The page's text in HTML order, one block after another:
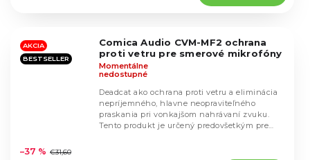
hviezdičiek.
AKCIA
BESTSELLER
Comica Audio CVM-MF2 ochrana
proti vetru pre smerové mikrofóny
hodnotenie
Momentálne
nedostupné
–37 % €31,60
Deadcat ako ochrana proti vetru a eliminácia
nepríjemného, hlavne neopraviteľného
praskania pri vonkajšom nahrávaní zvuku.
Tento produkt je určený predovšetkým pre